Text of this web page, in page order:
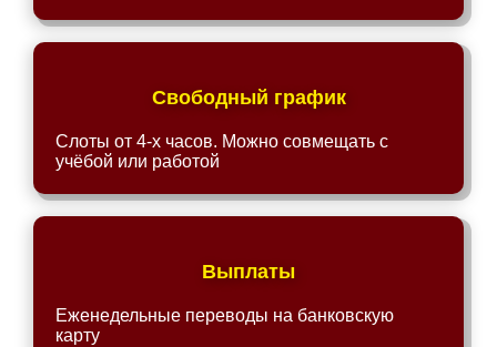
Свободный график
Слоты от 4-х часов. Можно совмещать с
учёбой или работой
Выплаты
Еженедельные переводы на банковскую
карту